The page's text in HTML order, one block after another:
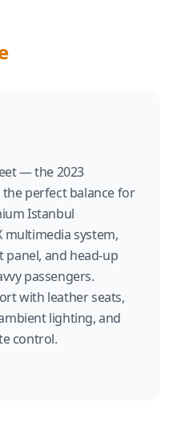
— the 2023
perfect balance for
Istanbul
multimedia system,
panel, and head-up
passengers.
with leather seats,
lighting, and
control.